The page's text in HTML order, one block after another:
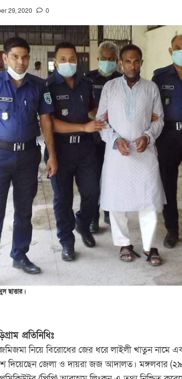
29, 2020 0
প্রতিনিধিঃ
নিয়ে বিরোধের জের ধরে লাইলী খাতুন নামে
জেলা ও দায়রা জজ আদালত। মঙ্গলবার (২৯